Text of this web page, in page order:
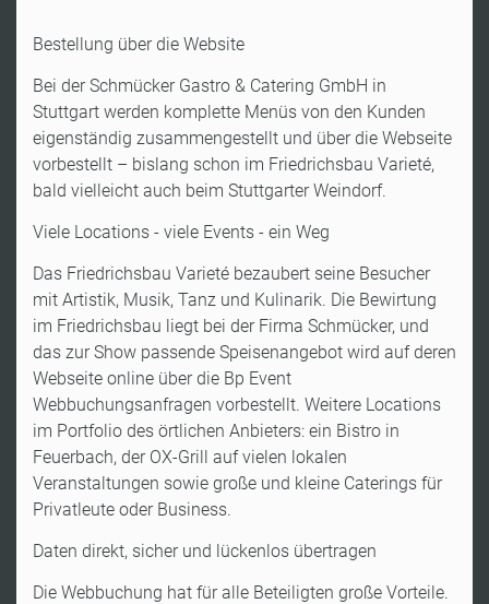
Bestellung über die Website
Bei der Schmücker Gastro & Catering GmbH in
Stuttgart werden komplette Menüs von den Kunden
eigenständig zusammengestellt und über die Webseite
vorbestellt – bislang schon im Friedrichsbau Varieté,
bald vielleicht auch beim Stuttgarter Weindorf.
Viele Locations - viele Events - ein Weg
Das Friedrichsbau Varieté bezaubert seine Besucher
mit Artistik, Musik, Tanz und Kulinarik. Die Bewirtung
im Friedrichsbau liegt bei der Firma Schmücker, und
das zur Show passende Speisenangebot wird auf deren
Webseite online über die Bp Event
Webbuchungsanfragen vorbestellt. Weitere Locations
im Portfolio des örtlichen Anbieters: ein Bistro in
Feuerbach, der OX-Grill auf vielen lokalen
Veranstaltungen sowie große und kleine Caterings für
Privatleute oder Business.
Daten direkt, sicher und lückenlos übertragen
Die Webbuchung hat für alle Beteiligten große Vorteile.